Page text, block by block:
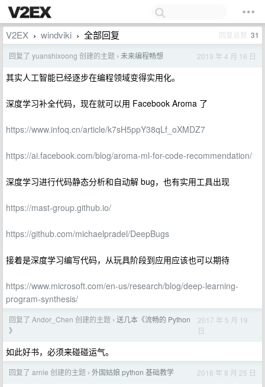
V2EX › windviki › 全部回复 回复总数 31
回复了 yuanshixoong 创建的主题 › 未来编程畅想 2019 年 4 月 16 日
其实人工智能已经逐步在编程领域变得实用化。
深度学习补全代码，现在就可以用 Facebook Aroma 了
https://www.infoq.cn/article/k7sH5ppY38qLf_oXMDZ7
https://ai.facebook.com/blog/aroma-ml-for-code-recommendation/
深度学习进行代码静态分析和自动解 bug，也有实用工具出现
https://mast-group.github.io/
https://github.com/michaelpradel/DeepBugs
接着是深度学习编写代码，从玩具阶段到应用应该也可以期待
https://www.microsoft.com/en-us/research/blog/deep-learning-
program-synthesis/
回复了 Andor_Chen 创建的主题 › 送几本《流畅的 Python
》
2017 年 5 月 19
日
如此好书，必须来碰碰运气。
回复了 arnie 创建的主题 › 外国姑娘 python 基础教学 2016 年 8 月 25 日